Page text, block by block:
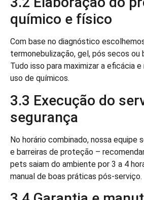
químico e físico
Com base no diagnóstico
termonebulização, gel, pós secos ou
Tudo isso para maximizar a eficácia
uso de químicos.
3.3 Execução do
segurança
No horário combinado, nossa equipe
e barreiras de proteção –
pets saiam do ambiente por 3 a 4
manual de boas práticas pós-serviço.